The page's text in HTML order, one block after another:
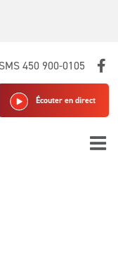
SMS 450 900-0105
Écouter en direct